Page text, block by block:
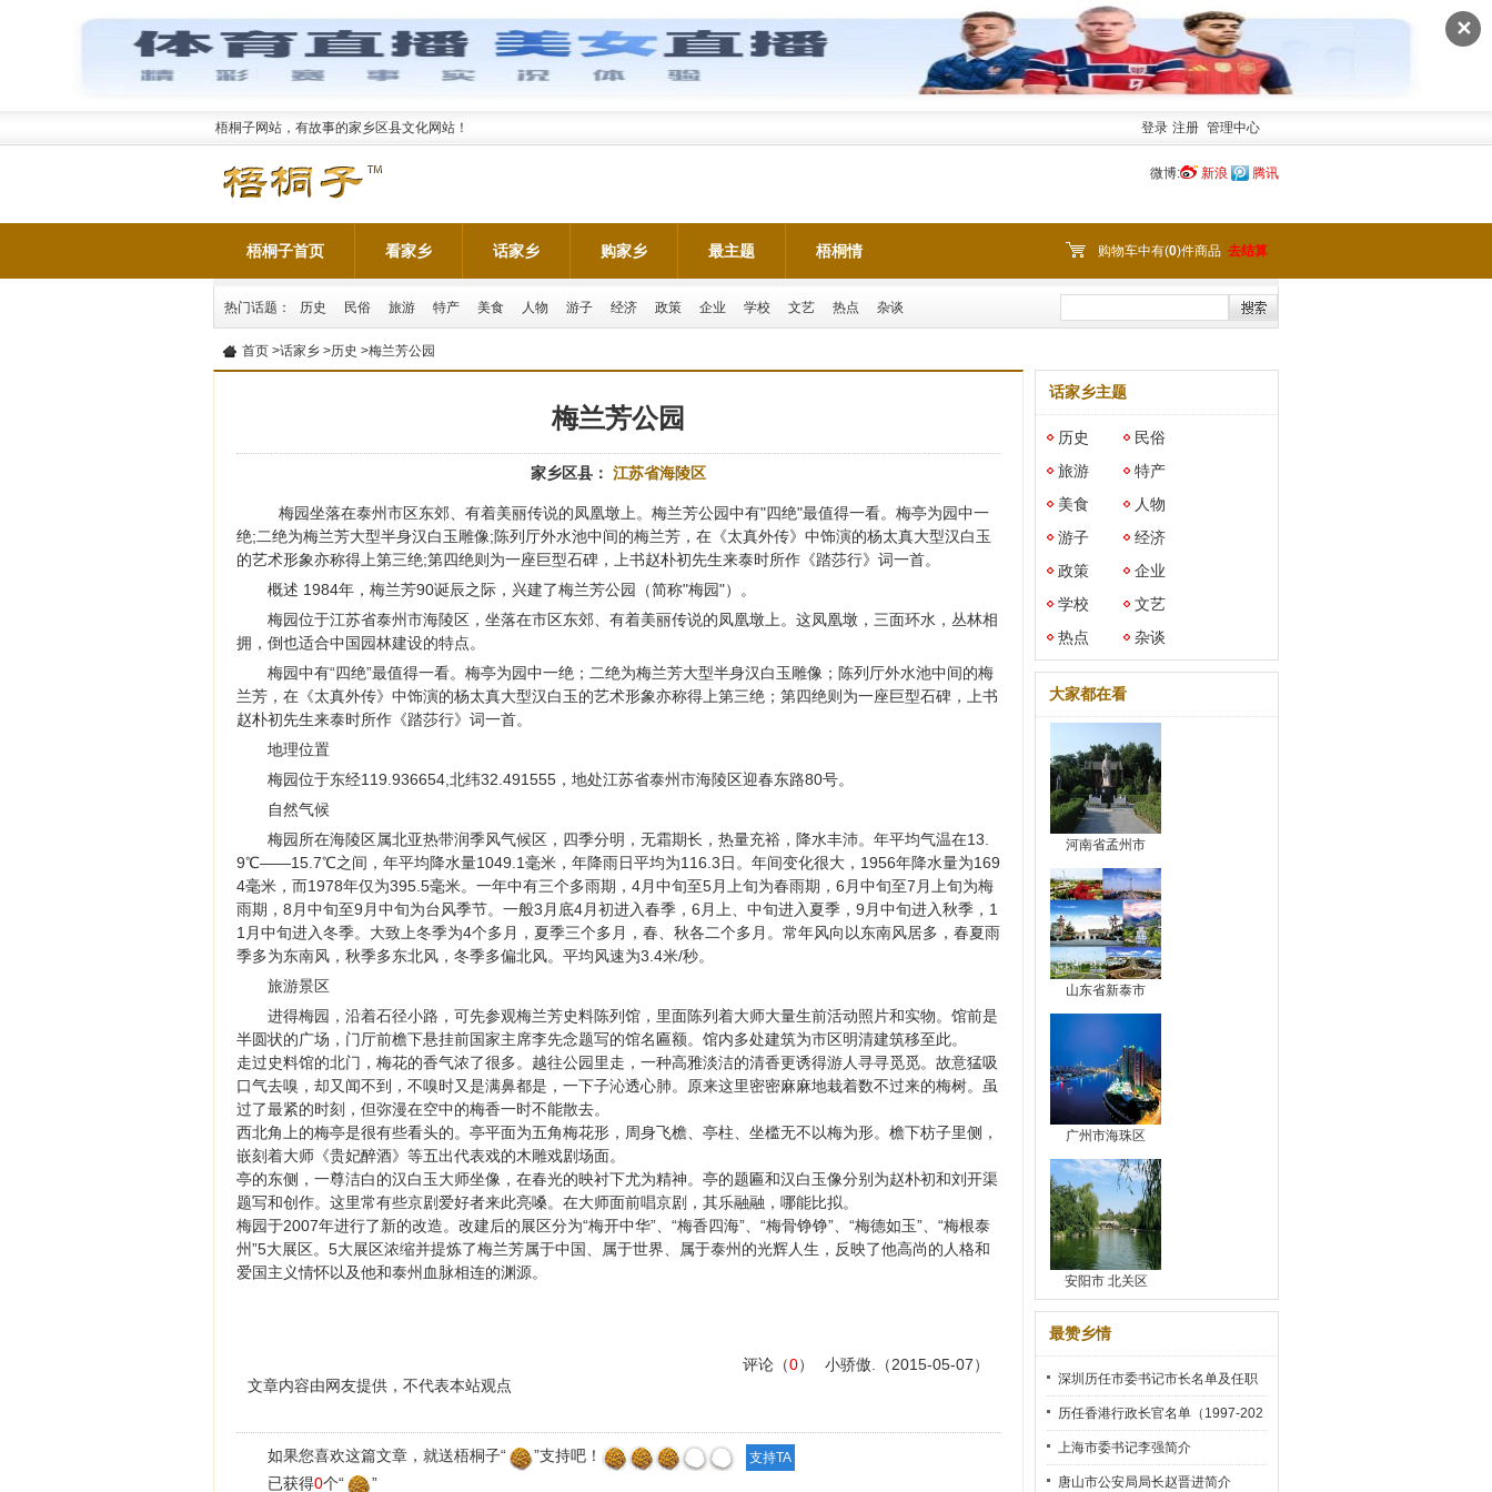
✕
梧桐子网站，有故事的家乡区县文化网站！ 登录 注册 管理中心
微博: 新浪 腾讯
梧桐子首页 看家乡 话家乡 购家乡 最主题 梧桐情 购物车中有(0)件商品 去结算
热门话题： 历史 民俗 旅游 特产 美食 人物 游子 经济 政策 企业 学校 文艺 热点 杂谈
首页 >话家乡 >历史 >梅兰芳公园
梅兰芳公园
家乡区县： 江苏省海陵区
梅园坐落在泰州市区东郊、有着美丽传说的凤凰墩上。梅兰芳公园中有"四绝"最值得一看。梅亭为园中一
绝;二绝为梅兰芳大型半身汉白玉雕像;陈列厅外水池中间的梅兰芳，在《太真外传》中饰演的杨太真大型汉白玉
的艺术形象亦称得上第三绝;第四绝则为一座巨型石碑，上书赵朴初先生来泰时所作《踏莎行》词一首。
概述 1984年，梅兰芳90诞辰之际，兴建了梅兰芳公园（简称"梅园"）。
梅园位于江苏省泰州市海陵区，坐落在市区东郊、有着美丽传说的凤凰墩上。这凤凰墩，三面环水，丛林相
拥，倒也适合中国园林建设的特点。
梅园中有“四绝”最值得一看。梅亭为园中一绝；二绝为梅兰芳大型半身汉白玉雕像；陈列厅外水池中间的梅
兰芳，在《太真外传》中饰演的杨太真大型汉白玉的艺术形象亦称得上第三绝；第四绝则为一座巨型石碑，上书
赵朴初先生来泰时所作《踏莎行》词一首。
地理位置
梅园位于东经119.936654,北纬32.491555，地处江苏省泰州市海陵区迎春东路80号。
自然气候
梅园所在海陵区属北亚热带润季风气候区，四季分明，无霜期长，热量充裕，降水丰沛。年平均气温在13.
9℃——15.7℃之间，年平均降水量1049.1毫米，年降雨日平均为116.3日。年间变化很大，1956年降水量为169
4毫米，而1978年仅为395.5毫米。一年中有三个多雨期，4月中旬至5月上旬为春雨期，6月中旬至7月上旬为梅
雨期，8月中旬至9月中旬为台风季节。一般3月底4月初进入春季，6月上、中旬进入夏季，9月中旬进入秋季，1
1月中旬进入冬季。大致上冬季为4个多月，夏季三个多月，春、秋各二个多月。常年风向以东南风居多，春夏雨
季多为东南风，秋季多东北风，冬季多偏北风。平均风速为3.4米/秒。
旅游景区
进得梅园，沿着石径小路，可先参观梅兰芳史料陈列馆，里面陈列着大师大量生前活动照片和实物。馆前是
半圆状的广场，门厅前檐下悬挂前国家主席李先念题写的馆名匾额。馆内多处建筑为市区明清建筑移至此。
走过史料馆的北门，梅花的香气浓了很多。越往公园里走，一种高雅淡洁的清香更诱得游人寻寻觅觅。故意猛吸
口气去嗅，却又闻不到，不嗅时又是满鼻都是，一下子沁透心肺。原来这里密密麻麻地栽着数不过来的梅树。虽
过了最紧的时刻，但弥漫在空中的梅香一时不能散去。
西北角上的梅亭是很有些看头的。亭平面为五角梅花形，周身飞檐、亭柱、坐槛无不以梅为形。檐下枋子里侧，
嵌刻着大师《贵妃醉酒》等五出代表戏的木雕戏剧场面。
亭的东侧，一尊洁白的汉白玉大师坐像，在春光的映衬下尤为精神。亭的题匾和汉白玉像分别为赵朴初和刘开渠
题写和创作。这里常有些京剧爱好者来此亮嗓。在大师面前唱京剧，其乐融融，哪能比拟。
梅园于2007年进行了新的改造。改建后的展区分为“梅开中华”、“梅香四海”、“梅骨铮铮”、“梅德如玉”、“梅根泰
州”5大展区。5大展区浓缩并提炼了梅兰芳属于中国、属于世界、属于泰州的光辉人生，反映了他高尚的人格和
爱国主义情怀以及他和泰州血脉相连的渊源。
小骄傲. （2015-05-07）
评论（0）
文章内容由网友提供，不代表本站观点
如果您喜欢这篇文章，就送梧桐子“
”支持吧！
已获得0个“ ”
话家乡主题
历史
民俗
旅游
特产
美食
人物
游子
经济
政策
企业
学校
文艺
热点
杂谈
大家都在看
河南省孟州市
山东省新泰市
广州市海珠区
安阳市 北关区
最赞乡情
深圳历任市委书记市长名单及任职
时间
历任香港行政长官名单（1997-202
2）
上海市委书记李强简介
唐山市公安局局长赵晋进简介